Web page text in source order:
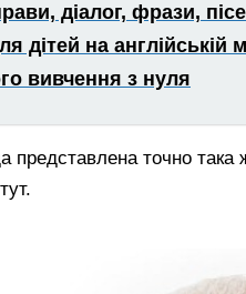
діалог, фрази,
дітей на
вивчення з нуля
представлена точно така